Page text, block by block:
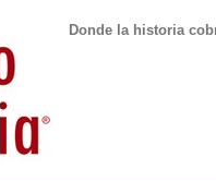
Donde la historia